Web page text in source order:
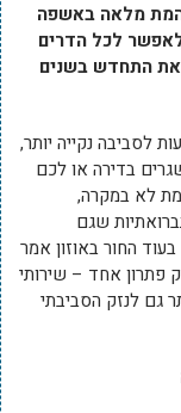
מלאה באשפה
לכל הדרים
התחדש בשנים
לסביבה נקייה יותר,
בדירה או לכם
לא במקרה,
שגם
החור באוזון אמר
פתרון אחד – שירותי
גם לנזק הסביבתי